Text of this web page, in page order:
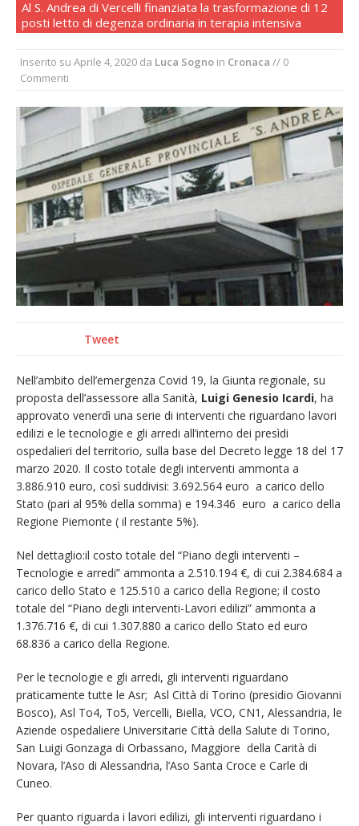
nubifragio di venerdì
collezione della Fondazione Marazzato
Piscina ex Enal non balneabile dopo i controlli
dell’Asl. Il Comune: «Misura precauzionale e
provvisoria»
Dieci anni fa l’ingresso a Vercelli
dell’arcivescovo mons. Marco Arnolfo
Al S. Andrea di Vercelli finanziata la trasformazione di 12
posti letto di degenza ordinaria in terapia intensiva
Inserito su Aprile 4, 2020 da Luca Sogno in Cronaca // 0
Commenti
Tweet
Nell’ambito dell’emergenza Covid 19, la Giunta regionale, su
proposta dell’assessore alla Sanità, Luigi Genesio Icardi, ha
approvato venerdì una serie di interventi che riguardano lavori
edilizi e le tecnologie e gli arredi all’interno dei presìdi
ospedalieri del territorio, sulla base del Decreto legge 18 del 17
marzo 2020. Il costo totale degli interventi ammonta a
3.886.910 euro, così suddivisi: 3.692.564 euro a carico dello
Stato (pari al 95% della somma) e 194.346 euro a carico della
Regione Piemonte ( il restante 5%).
Nel dettaglio:il costo totale del “Piano degli interventi –
Tecnologie e arredi” ammonta a 2.510.194 €, di cui 2.384.684 a
carico dello Stato e 125.510 a carico della Regione; il costo
totale del “Piano degli interventi-Lavori edilizi” ammonta a
1.376.716 €, di cui 1.307.880 a carico dello Stato ed euro
68.836 a carico della Regione.
Per le tecnologie e gli arredi, gli interventi riguardano
praticamente tutte le Asr; Asl Città di Torino (presidio Giovanni
Bosco), Asl To4, To5, Vercelli, Biella, VCO, CN1, Alessandria, le
Aziende ospedaliere Universitarie Città della Salute di Torino,
San Luigi Gonzaga di Orbassano, Maggiore della Carità di
Novara, l’Aso di Alessandria, l’Aso Santa Croce e Carle di
Cuneo.
Per quanto riguarda i lavori edilizi, gli interventi riguardano i